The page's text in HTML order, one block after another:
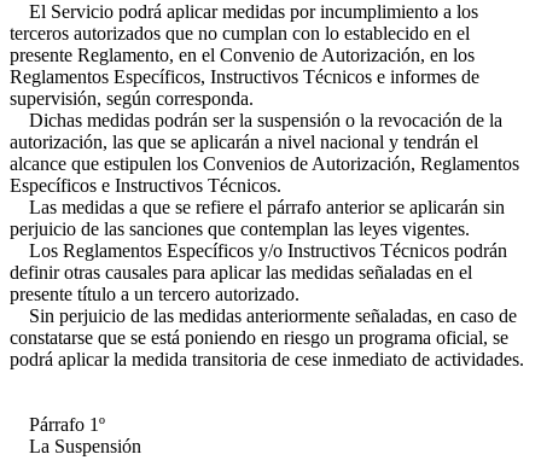
El Servicio podrá aplicar medidas por incumplimiento a los
terceros autorizados que no cumplan con lo establecido en el
presente Reglamento, en el Convenio de Autorización, en los
Reglamentos Específicos, Instructivos Técnicos e informes de
supervisión, según corresponda.
Dichas medidas podrán ser la suspensión o la revocación de la
autorización, las que se aplicarán a nivel nacional y tendrán el
alcance que estipulen los Convenios de Autorización, Reglamentos
Específicos e Instructivos Técnicos.
Las medidas a que se refiere el párrafo anterior se aplicarán sin
perjuicio de las sanciones que contemplan las leyes vigentes.
Los Reglamentos Específicos y/o Instructivos Técnicos podrán
definir otras causales para aplicar las medidas señaladas en el
presente título a un tercero autorizado.
Sin perjuicio de las medidas anteriormente señaladas, en caso de
constatarse que se está poniendo en riesgo un programa oficial, se
podrá aplicar la medida transitoria de cese inmediato de actividades.
Párrafo 1º
La Suspensión